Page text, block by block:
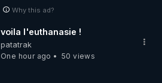
Why this ad?
voila l'euthanasie !
patatrak
One hour ago
50 views